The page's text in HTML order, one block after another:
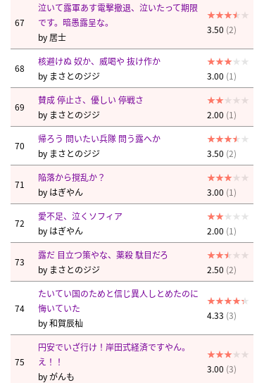
67
泣いて露軍あす電撃撤退、泣いたって期限
です。暗愚露呈な。
by 居士
3.50 (2)
68
核避けぬ 奴か、威喝や 抜け作か
by まさとのジジ 3.00 (1)
69
賛成 停止さ、優しい 停戦さ
by まさとのジジ 2.00 (1)
70
帰ろう 問いたい兵隊 問う露へか
by まさとのジジ 3.50 (2)
71
陥落から撹乱か？
by はぎやん 3.00 (1)
72
愛不足、泣くソフィア
by はぎやん 2.00 (1)
73
露だ 目立つ策やな、薬殺 駄目だろ
by まさとのジジ 2.50 (2)
74
たいてい国のためと信じ異人しとめたのに
悔いていた
by和賀辰杣
4.33 (3)
75
円安でいざ行け！岸田式経済ですやん。
え！！
byがんも
3.00 (3)